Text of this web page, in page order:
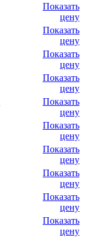
Показать
цену
Показать
цену
Показать
цену
Показать
цену
Показать
цену
Показать
цену
Показать
цену
Показать
цену
Показать
цену
Показать
цену